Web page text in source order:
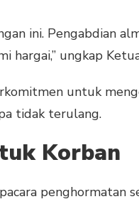
ini. Pengabdian
hargai,” ungkap
untuk
tidak terulang.
Korban
penghormatan